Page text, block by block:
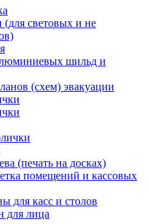
(для световых и не
шильд и
(схем) эвакуации
(печать на досках)
помещений и кассовых
для касс и столов
для лица